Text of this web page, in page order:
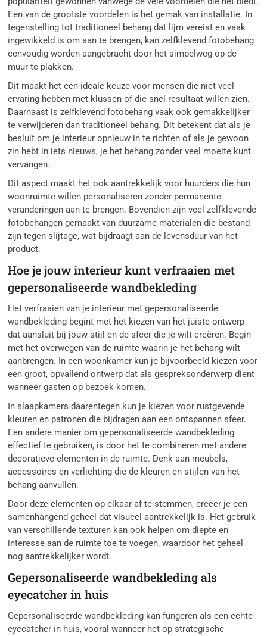
Een van de grootste voordelen is het gemak van installatie. In
tegenstelling tot traditioneel behang dat lijm vereist en vaak
ingewikkeld is om aan te brengen, kan zelfklevend fotobehang
eenvoudig worden aangebracht door het simpelweg op de
muur te plakken.
Dit maakt het een ideale keuze voor mensen die niet veel
ervaring hebben met klussen of die snel resultaat willen zien.
Daarnaast is zelfklevend fotobehang vaak ook gemakkelijker
te verwijderen dan traditioneel behang. Dit betekent dat als je
besluit om je interieur opnieuw in te richten of als je gewoon
zin hebt in iets nieuws, je het behang zonder veel moeite kunt
vervangen.
Dit aspect maakt het ook aantrekkelijk voor huurders die hun
woonruimte willen personaliseren zonder permanente
veranderingen aan te brengen. Bovendien zijn veel zelfklevende
fotobehangen gemaakt van duurzame materialen die bestand
zijn tegen slijtage, wat bijdraagt aan de levensduur van het
product.
Hoe je jouw interieur kunt verfraaien met
gepersonaliseerde wandbekleding
Het verfraaien van je interieur met gepersonaliseerde
wandbekleding begint met het kiezen van het juiste ontwerp
dat aansluit bij jouw stijl en de sfeer die je wilt creëren. Begin
met het overwegen van de ruimte waarin je het behang wilt
aanbrengen. In een woonkamer kun je bijvoorbeeld kiezen voor
een groot, opvallend ontwerp dat als gespreksonderwerp dient
wanneer gasten op bezoek komen.
In slaapkamers daarentegen kun je kiezen voor rustgevende
kleuren en patronen die bijdragen aan een ontspannen sfeer.
Een andere manier om gepersonaliseerde wandbekleding
effectief te gebruiken, is door het te combineren met andere
decoratieve elementen in de ruimte. Denk aan meubels,
accessoires en verlichting die de kleuren en stijlen van het
behang aanvullen.
Door deze elementen op elkaar af te stemmen, creëer je een
samenhangend geheel dat visueel aantrekkelijk is. Het gebruik
van verschillende texturen kan ook helpen om diepte en
interesse aan de ruimte toe te voegen, waardoor het geheel
nog aantrekkelijker wordt.
Gepersonaliseerde wandbekleding als
eyecatcher in huis
Gepersonaliseerde wandbekleding kan fungeren als een echte
eyecatcher in huis, vooral wanneer het op strategische